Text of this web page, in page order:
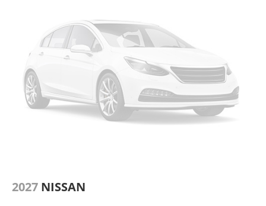
2027 NISSAN